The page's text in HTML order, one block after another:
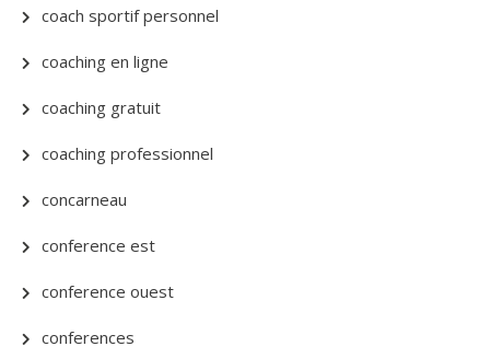
coach sportif personnel
coaching en ligne
coaching gratuit
coaching professionnel
concarneau
conference est
conference ouest
conferences